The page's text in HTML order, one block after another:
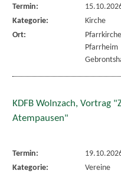
Termin:
Kategorie:
Kirche
Ort:
Pfarrheim
KDFB Wolnzach, Vortrag
Atempausen"
Termin:
Kategorie:
Vereine